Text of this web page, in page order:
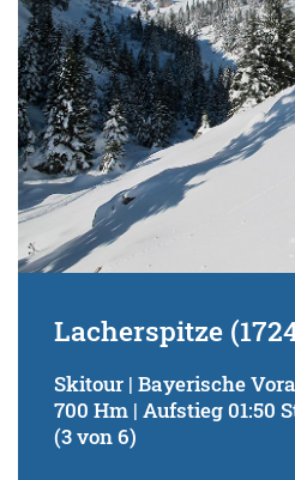
Lacherspitze
Skitour | Bayerische
700 Hm | Aufstieg 01:50
(3 von 6)